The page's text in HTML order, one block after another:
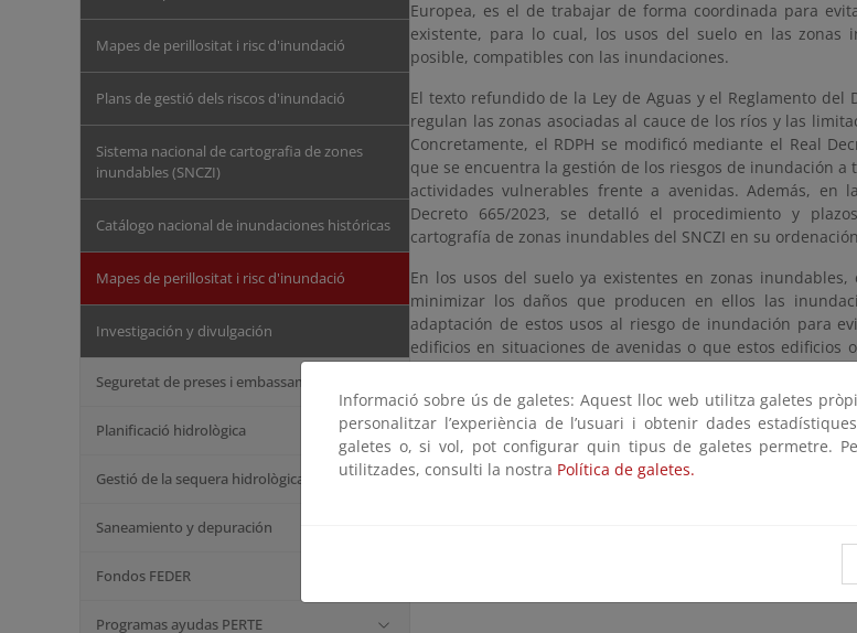
Mapes de perillositat i risc d'inundació
Plans de gestió dels riscos d'inundació
Sistema nacional de cartografia de zones
inundables (SNCZI)
Catálogo nacional de inundaciones históricas
Mapes de perillositat i risc d'inundació
Investigación y divulgación
Seguretat de preses i embassaments
Planificació hidrològica
Gestió de la sequera hidrològica
Saneamiento y depuración
Fondos FEDER
Programas ayudas PERTE
Europea, es el de trabajar de forma coordinada para
existente, para lo cual, los usos del suelo en las
posible, compatibles con las inundaciones.
El texto refundido de la Ley de Aguas y el Reglamento del
regulan las zonas asociadas al cauce de los ríos y las
Concretamente, el RDPH se modificó mediante el Real
que se encuentra la gestión de los riesgos de inundación
actividades vulnerables frente a avenidas. Además, en
Decreto 665/2023, se detalló el procedimiento y
cartografía de zonas inundables del SNCZI en su
En los usos del suelo ya existentes en zonas
minimizar los daños que producen en ellos las
adaptación de estos usos al riesgo de inundación para
edificios en situaciones de avenidas o que estos edificios
Implantación de nuevos usos del suelo en las zonas
Guías de adaptación al riesgo de inundación y
zonas inundables
Material divulgativo sobre adaptación al riesgo de
Informació sobre ús de galetes: Aquest lloc web utilitza galetes
personalitzar l’experiència de l’usuari i obtenir dades
galetes o, si vol, pot configurar quin tipus de galetes permetre.
utilitzades, consulti la nostra Política de galetes.